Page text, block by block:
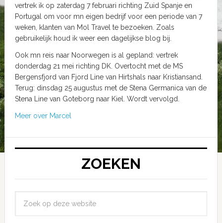
vertrek ik op zaterdag 7 februari richting Zuid Spanje en
Portugal om voor mn eigen bedrijf voor een periode van 7
weken, klanten van Mol Travel te bezoeken. Zoals
gebruikelijk houd ik weer een dagelijkse blog bij.
Ook mn reis naar Noorwegen is al gepland: vertrek
donderdag 21 mei richting DK. Overtocht met de MS
Bergensfjord van Fjord Line van Hirtshals naar Kristiansand.
Terug: dinsdag 25 augustus met de Stena Germanica van de
Stena Line van Goteborg naar Kiel. Wordt vervolgd.
Meer over Marcel
ZOEKEN